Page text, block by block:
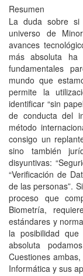
Resumen
La duda sobre si
universo de
avances
más absoluta ha
fundamentales
mundo que
permite la
identificar “sin
de conducta del
método
consigo un
sino también
disyuntivas:
“Verificación de
de las personas”.
proceso que
Biometría,
estándares y
la posibilidad
absoluta
Cuestiones
Informática y sus